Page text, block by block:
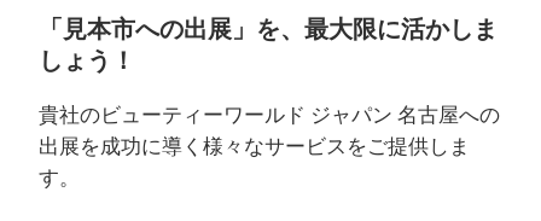
「見本市への出展」を、最大限に活かしま
しょう！
貴社のビューティーワールド ジャパン 名古屋への
出展を成功に導く様々なサービスをご提供しま
す。